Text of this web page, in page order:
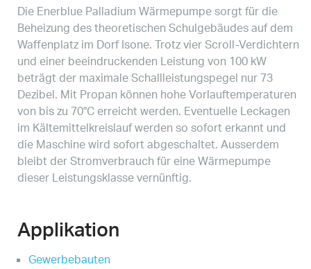
Die Enerblue Palladium Wärmepumpe sorgt für die
Beheizung des theoretischen Schulgebäudes auf dem
Waffenplatz im Dorf Isone. Trotz vier Scroll-Verdichtern
und einer beeindruckenden Leistung von 100 kW
beträgt der maximale Schallleistungspegel nur 73
Dezibel. Mit Propan können hohe Vorlauftemperaturen
von bis zu 70°C erreicht werden. Eventuelle Leckagen
im Kältemittelkreislauf werden so sofort erkannt und
die Maschine wird sofort abgeschaltet. Ausserdem
bleibt der Stromverbrauch für eine Wärmepumpe
dieser Leistungsklasse vernünftig.
Applikation
Gewerbebauten